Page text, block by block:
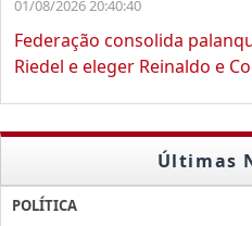
01/08/2026 20:40:40
Federação consolida
Riedel e eleger Reinaldo e
Últimas
POLÍTICA